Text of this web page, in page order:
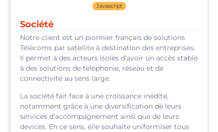
Javascript
Société
Notre client est un pionnier français de solutions
Télécoms par satellite à destination des entreprises.
Il permet à des acteurs isolés d’avoir un accès stable
à des solutions de téléphonie, réseau et de
connectivité au sens large.
La société fait face à une croissance inédite,
notamment grâce à une diversification de leurs
services d’accompagnement ainsi que de leurs
devices. En ce sens, elle souhaite uniformiser tous